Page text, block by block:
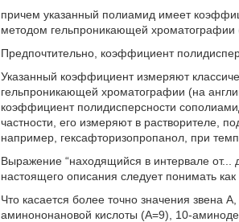
причем указанный полиамид имеет
методом гельпроникающей хроматографии
Предпочтительно, коэффициент
Указанный коэффициент измеряют
гельпроникающей хроматографии (на
коэффициент полидисперсности
частности, его измеряют в растворителе,
например, гексафторизопропанол, при
Выражение “находящийся в интервале от...
настоящего описания следует понимать
Что касается более точно значения звена
аминононановой кислоты (А=9), 10-